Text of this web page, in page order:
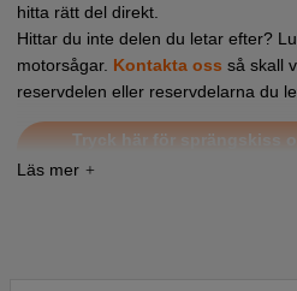
hitta rätt del direkt.
Hittar du inte delen du letar efter?
motorsågar. Kontakta oss så skall
reservdelen eller reservdelarna du
Tryck här för sprängskiss